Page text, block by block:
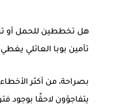
هل تخططين للحمل أو
تأمين بوبا العائلي
بصراحة، من أكثر
يتفاجؤون لاحقًا بوجود